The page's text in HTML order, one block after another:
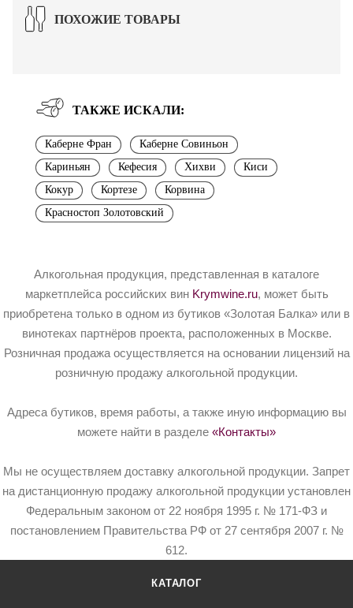
ПОХОЖИЕ ТОВАРЫ
ТАКЖЕ ИСКАЛИ:
Каберне Фран
Каберне Совиньон
Кариньян
Кефесия Хихви
Киси
Кокур
Кортезе
Корвина
Красностоп Золотовский
Алкогольная продукция, представленная в каталоге
маркетплейса российских вин Krymwine.ru, может быть
приобретена только в одном из бутиков «Золотая Балка» или в
винотеках партнёров проекта, расположенных в Москве.
Розничная продажа осуществляется на основании лицензий на
розничную продажу алкогольной продукции.
Адреса бутиков, время работы, а также иную информацию вы
можете найти в разделе «Контакты»
Мы не осуществляем доставку алкогольной продукции. Запрет
на дистанционную продажу алкогольной продукции установлен
Федеральным законом от 22 ноября 1995 г. № 171-ФЗ и
постановлением Правительства РФ от 27 сентября 2007 г. №
612.
КАТАЛОГ